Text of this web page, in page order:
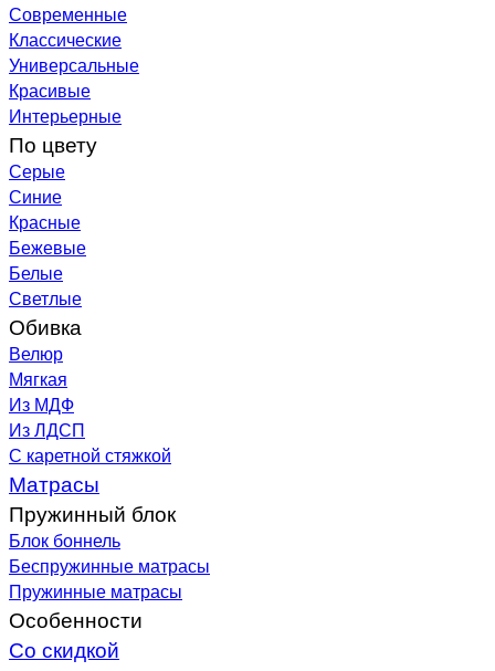
Современные
Классические
Универсальные
Красивые
Интерьерные
По цвету
Серые
Синие
Красные
Бежевые
Белые
Светлые
Обивка
Велюр
Мягкая
Из МДФ
Из ЛДСП
С каретной стяжкой
Матрасы
Пружинный блок
Блок боннель
Беспружинные матрасы
Пружинные матрасы
Особенности
Со скидкой